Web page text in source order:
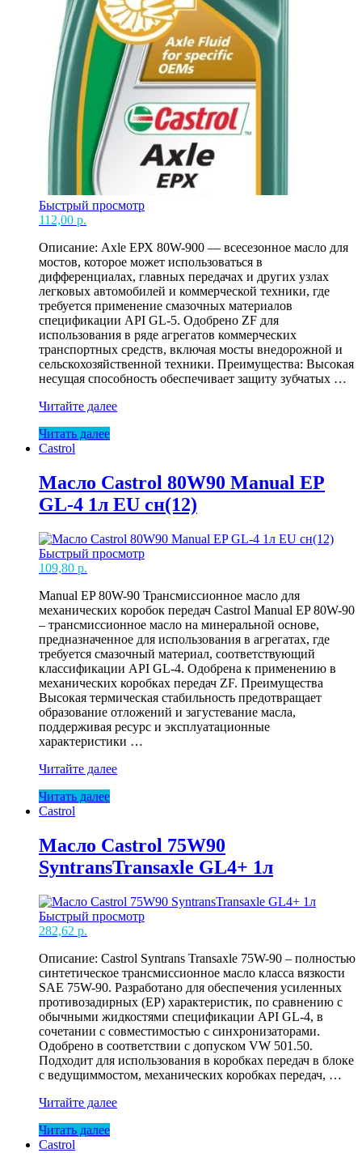
Быстрый просмотр
112,00 р.
Описание: Axle ЕРХ 80W-900 — всесезонное масло для
мостов, которое может использоваться в
дифференциалах, главных передачах и других узлах
легковых автомобилей и коммерческой техники, где
требуется применение смазочных материалов
спецификации API GL-5. Одобрено ZF для
использования в ряде агрегатов коммерческих
транспортных средств, включая мосты внедорожной и
сельскохозяйственной техники. Преимущества: Высокая
несущая способность обеспечивает защиту зубчатых …
Масло
80W90
Axle
GL-
5
1л
сн(12)
Читайте далее
Читать далее
Castrol
Масло Castrol 80W90 Manual EP
GL-4 1л EU сн(12)
Быстрый просмотр
109,80 р.
Manual EP 80W-90 Трансмиссионное масло для
механических коробок передач Castrol Manual EP 80W-90
– трансмиссионное масло на минеральной основе,
предназначенное для использования в агрегатах, где
требуется смазочный материал, соответствующий
классификации API GL-4. Одобрена к применению в
механических коробках передач ZF. Преимущества
Высокая термическая стабильность предотвращает
образование отложений и загустевание масла,
поддерживая ресурс и эксплуатационные
характеристики …
Масло
80W90
Manual
GL-
4
1л
сн(12)
Читайте далее
Читать далее
Castrol
Масло Castrol 75W90
SyntransTransaxle GL4+ 1л
Быстрый просмотр
282,62 р.
Описание: Castrol Syntrans Transaxle 75W-90 – полностью
синтетическое трансмиссионное масло класса вязкости
SAE 75W-90. Разработано для обеспечения усиленных
противозадирных (EP) характеристик, по сравнению с
обычными жидкостями спецификации API GL-4, в
сочетании с совместимостью с синхронизаторами.
Одобрено в соответствии с допуском VW 501.50.
Подходит для использования в коробках передач в блоке
с ведущиммостом, механических коробках передач, …
Масло
75W90
SyntransTransaxle
Читайте далее
Читать далее
Castrol